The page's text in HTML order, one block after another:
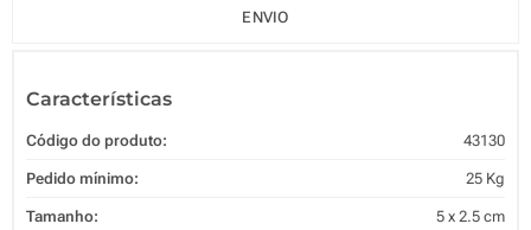
ENVIO
Características
Código do produto: 43130
Pedido mínimo: 25 Kg
Tamanho: 5 x 2.5 cm